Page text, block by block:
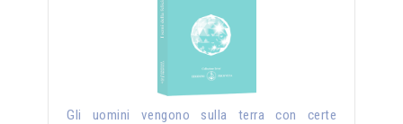
Gli uomini vengono sulla terra con certe